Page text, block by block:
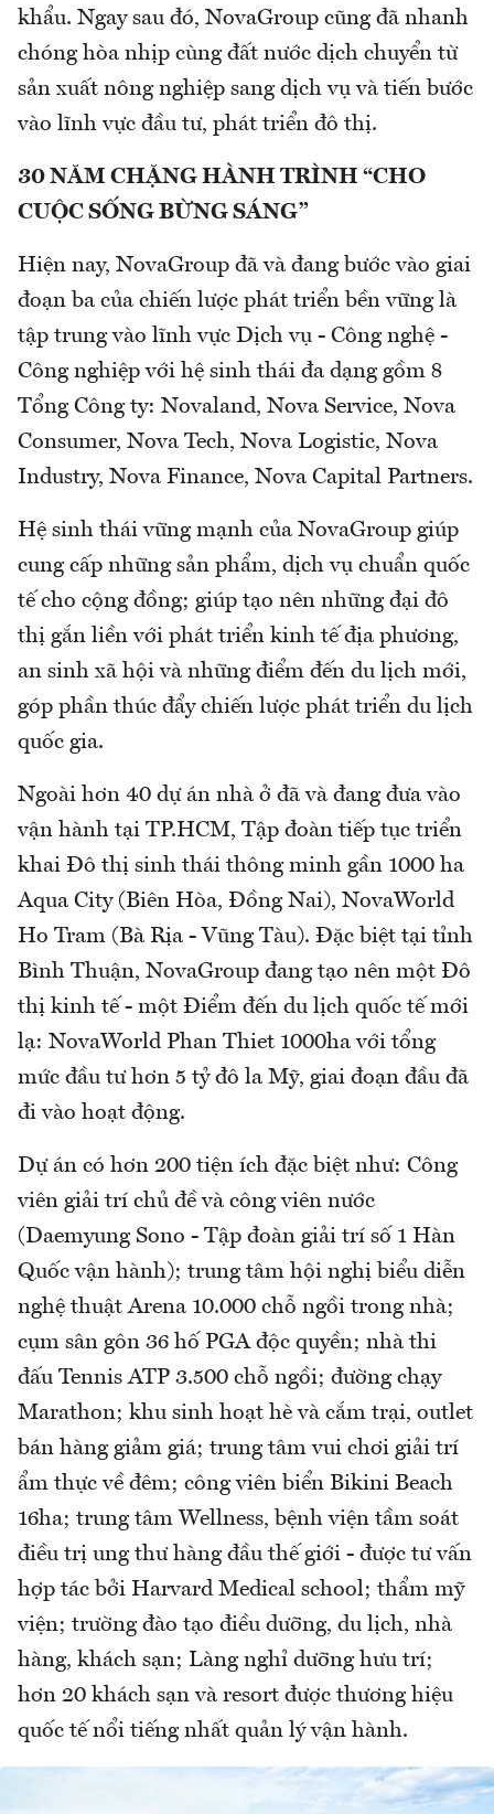
khẩu. Ngay sau đó, NovaGroup cũng đã nhanh
chóng hòa nhịp cùng đất nước dịch chuyển từ
sản xuất nông nghiệp sang dịch vụ và tiến bước
vào lĩnh vực đầu tư, phát triển đô thị.
30 NĂM CHẶNG HÀNH TRÌNH “CHO
CUỘC SỐNG BỪNG SÁNG”
Hiện nay, NovaGroup đã và đang bước vào giai
đoạn ba của chiến lược phát triển bền vững là
tập trung vào lĩnh vực Dịch vụ - Công nghệ -
Công nghiệp với hệ sinh thái đa dạng gồm 8
Tổng Công ty: Novaland, Nova Service, Nova
Consumer, Nova Tech, Nova Logistic, Nova
Industry, Nova Finance, Nova Capital Partners.
Hệ sinh thái vững mạnh của NovaGroup giúp
cung cấp những sản phẩm, dịch vụ chuẩn quốc
tế cho cộng đồng; giúp tạo nên những đại đô
thị gắn liền với phát triển kinh tế địa phương,
an sinh xã hội và những điểm đến du lịch mới,
góp phần thúc đẩy chiến lược phát triển du lịch
quốc gia.
Ngoài hơn 40 dự án nhà ở đã và đang đưa vào
vận hành tại TP.HCM, Tập đoàn tiếp tục triển
khai Đô thị sinh thái thông minh gần 1000 ha
Aqua City (Biên Hòa, Đồng Nai), NovaWorld
Ho Tram (Bà Rịa - Vũng Tàu). Đặc biệt tại tỉnh
Bình Thuận, NovaGroup đang tạo nên một Đô
thị kinh tế - một Điểm đến du lịch quốc tế mới
lạ: NovaWorld Phan Thiet 1000ha với tổng
mức đầu tư hơn 5 tỷ đô la Mỹ, giai đoạn đầu đã
đi vào hoạt động.
Dự án có hơn 200 tiện ích đặc biệt như: Công
viên giải trí chủ đề và công viên nước
(Daemyung Sono - Tập đoàn giải trí số 1 Hàn
Quốc vận hành); trung tâm hội nghị biểu diễn
nghệ thuật Arena 10.000 chỗ ngồi trong nhà;
cụm sân gôn 36 hố PGA độc quyền; nhà thi
đấu Tennis ATP 3.500 chỗ ngồi; đường chạy
Marathon; khu sinh hoạt hè và cắm trại, outlet
bán hàng giảm giá; trung tâm vui chơi giải trí
ẩm thực về đêm; công viên biển Bikini Beach
16ha; trung tâm Wellness, bệnh viện tầm soát
điều trị ung thư hàng đầu thế giới - được tư vấn
hợp tác bởi Harvard Medical school; thẩm mỹ
viện; trường đào tạo điều dưỡng, du lịch, nhà
hàng, khách sạn; Làng nghỉ dưỡng hưu trí;
hơn 20 khách sạn và resort được thương hiệu
quốc tế nổi tiếng nhất quản lý vận hành.